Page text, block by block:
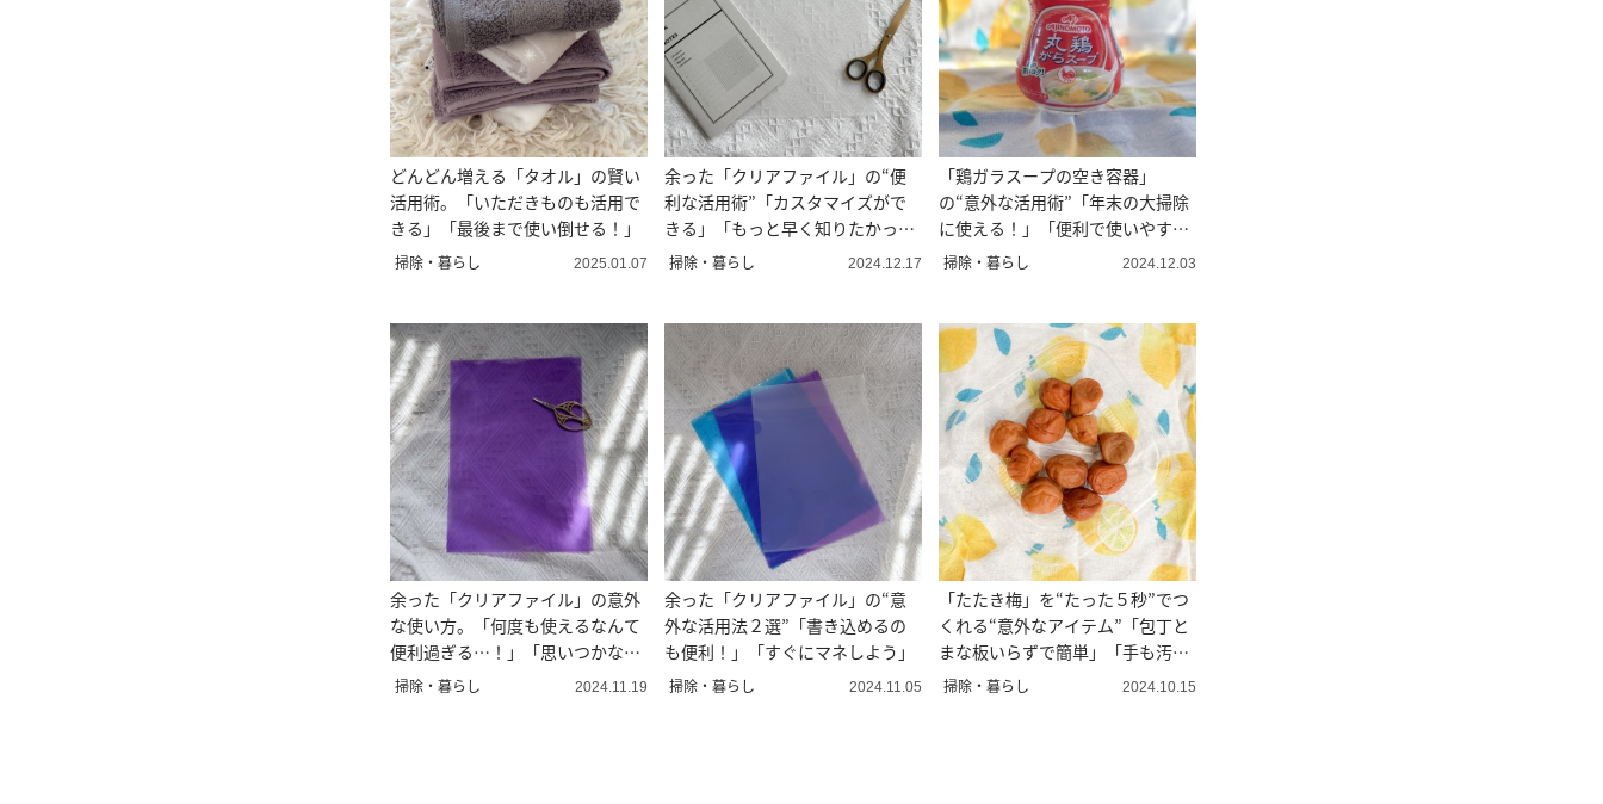
どんどん増える「タオル」の賢い
活用術。「いただきものも活用で
きる」「最後まで使い倒せる！」
掃除・暮らし 2025.01.07
余った「クリアファイル」の“便
利な活用術”「カスタマイズがで
きる」「もっと早く知りたかっ
た…！」
掃除・暮らし 2024.12.17
「鶏ガラスープの空き容器」
の“意外な活用術”「年末の大掃除
に使える！」「便利で使いやす
い！」
掃除・暮らし 2024.12.03
余った「クリアファイル」の意外
な使い方。「何度も使えるなんて
便利過ぎる…！」「思いつかなか
った」
掃除・暮らし 2024.11.19
余った「クリアファイル」の“意
外な活用法２選”「書き込めるの
も便利！」「すぐにマネしよう」
掃除・暮らし 2024.11.05
「たたき梅」を“たった５秒”でつ
くれる“意外なアイテム”「包丁と
まな板いらずで簡単」「手も汚れ
ない」
掃除・暮らし 2024.10.15